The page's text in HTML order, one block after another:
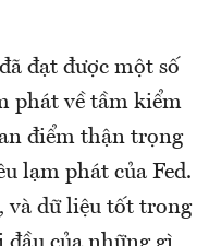
đạt được một số
phát về tầm kiểm
điểm thận trọng
lạm phát của Fed.
và dữ liệu tốt trong